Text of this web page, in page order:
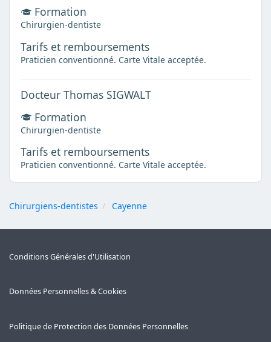
Formation
Chirurgien-dentiste
Tarifs et remboursements
Praticien conventionné. Carte Vitale acceptée.
Docteur Thomas SIGWALT
Formation
Chirurgien-dentiste
Tarifs et remboursements
Praticien conventionné. Carte Vitale acceptée.
Chirurgiens-dentistes Cayenne
Conditions Générales d'Utilisation
Données Personnelles & Cookies
Politique de Protection des Données Personnelles